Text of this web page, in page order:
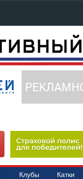
Клубы Катки